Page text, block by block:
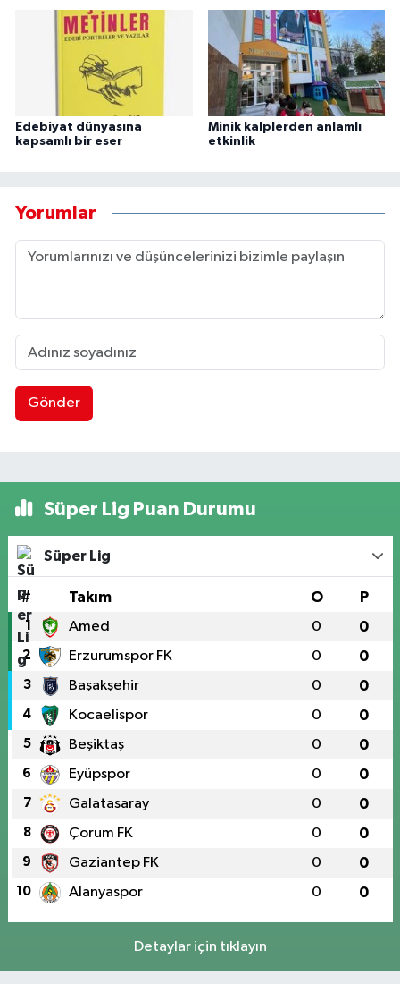
Edebiyat dünyasına
kapsamlı bir eser
Minik kalplerden anlamlı
etkinlik
Yorumlar
Gönder
Süper Lig Puan Durumu
Süper Lig
# Takım O P
1 Amed 0 0
2 Erzurumspor FK 0 0
3 Başakşehir 0 0
4 Kocaelispor 0 0
5 Beşiktaş 0 0
6 Eyüpspor 0 0
7 Galatasaray 0 0
8 Çorum FK 0 0
9 Gaziantep FK 0 0
10 Alanyaspor 0 0
Detaylar için tıklayın